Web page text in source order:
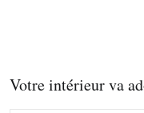
Votre intérieur va